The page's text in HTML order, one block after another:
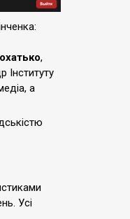
,
Інституту
а
Усі